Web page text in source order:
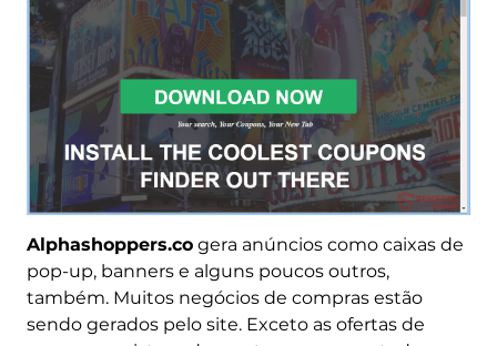
Alphashoppers.cogera anúncios como caixas de
pop-up, banners e alguns poucos outros,
também. Muitos negócios de compras estão
sendo gerados pelo site. Exceto as ofertas de